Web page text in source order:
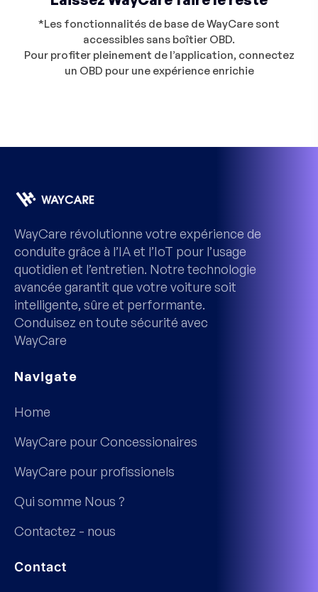
*Les fonctionnalités de base de WayCare sont
accessibles sans boîtier OBD.
Pour profiter pleinement de l’application, connectez
un OBD pour une expérience enrichie
WayCare révolutionne votre expérience de
conduite grâce à l’IA et l’IoT pour l’usage
quotidien et l’entretien. Notre technologie
avancée garantit que votre voiture soit
intelligente, sûre et performante.
Conduisez en toute sécurité avec
WayCare
Navigate
Home
WayCare pour Concessionaires
WayCare pour profissionels
Qui somme Nous ?
Contactez - nous
Contact